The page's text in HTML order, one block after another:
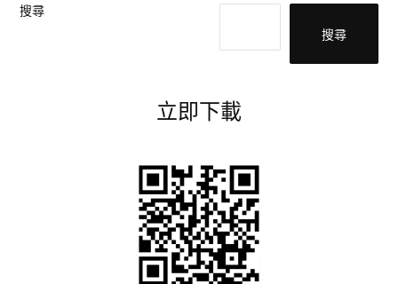
搜尋
搜尋
立即下載